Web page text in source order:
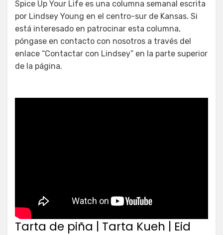
Spice Up Your Life es una columna semanal escrita
por Lindsey Young en el centro-sur de Kansas. Si
está interesado en patrocinar esta columna,
póngase en contacto con nosotros a través del
enlace “Contactar con Lindsey” en la parte superior
de la página.
Tarta de piña | Tarta Kueh | Eid